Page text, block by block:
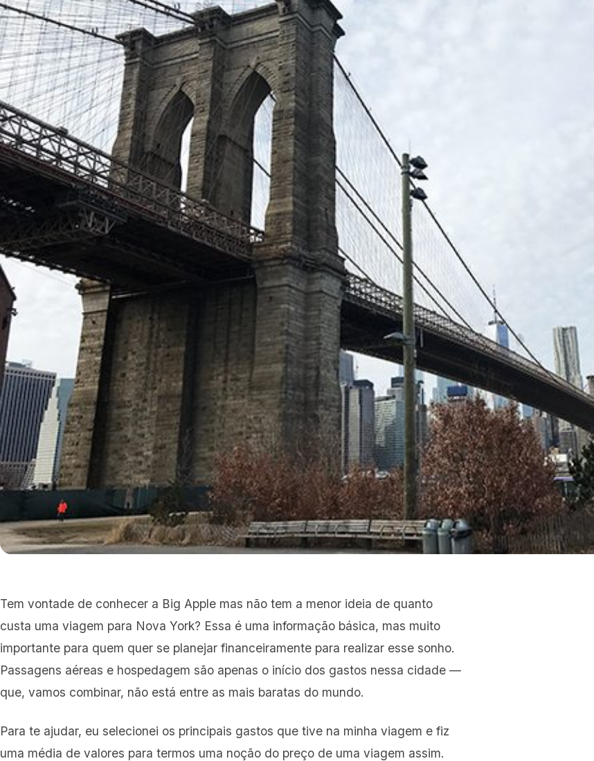
Tem vontade de conhecer a Big Apple mas não tem a menor ideia de quanto
custa uma viagem para Nova York? Essa é uma informação básica, mas muito
importante para quem quer se planejar financeiramente para realizar esse sonho.
Passagens aéreas e hospedagem são apenas o início dos gastos nessa cidade —
que, vamos combinar, não está entre as mais baratas do mundo.
Para te ajudar, eu selecionei os principais gastos que tive na minha viagem e fiz
uma média de valores para termos uma noção do preço de uma viagem assim.